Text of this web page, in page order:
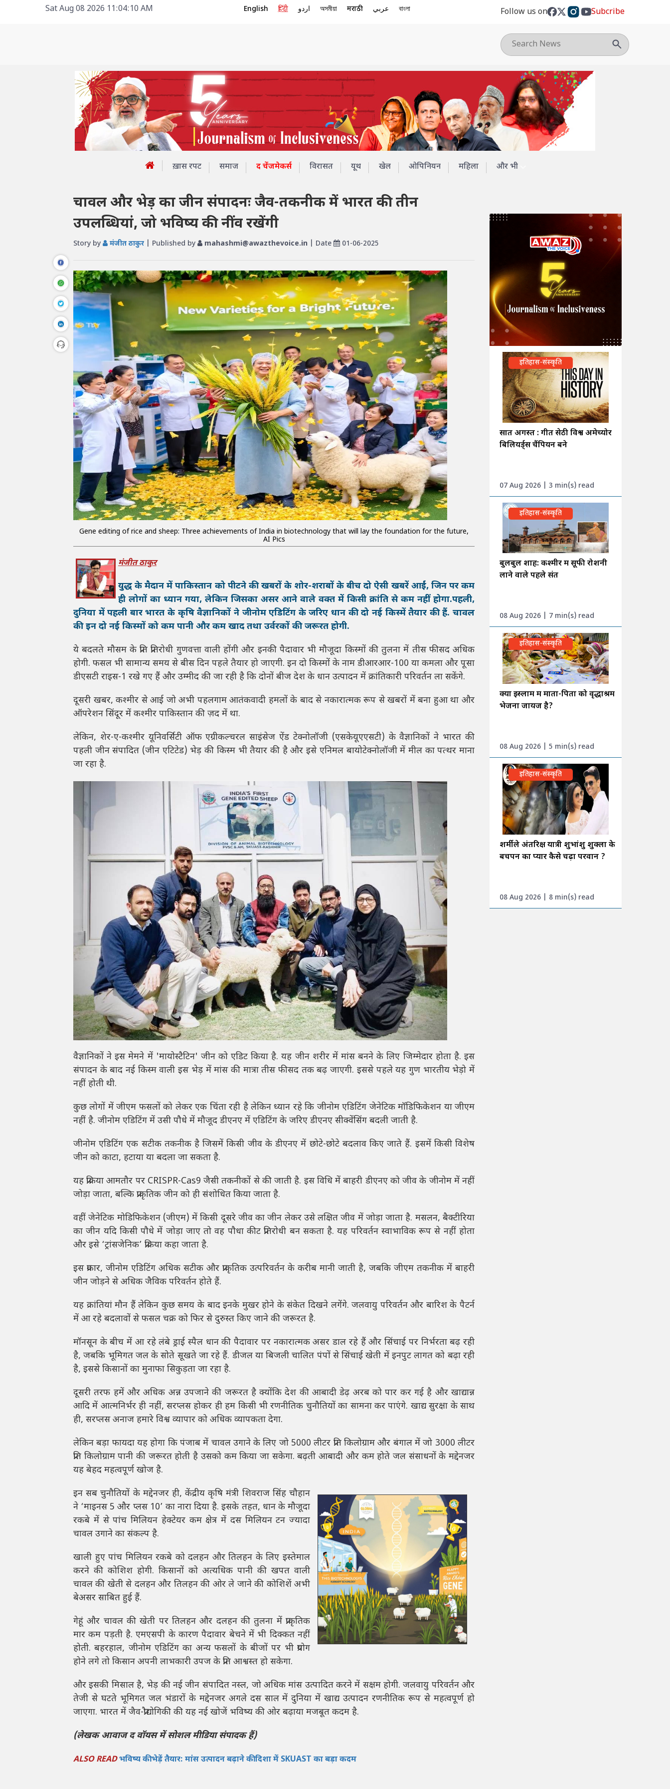
Sat Aug 08 2026 11:04:10 AM English हिंदी اردو অসমীয়া मराठी عربي বাংলা Follow us on Subcribe
ख़ास रपट समाज द चेंजमेकर्स विरासत यूथ खेल ओपिनियन महिला और भी
चावल और भेड़ का जीन संपादनः जैव-तकनीक में भारत की तीन
उपलब्धियां, जो भविष्य की नींव रखेंगी
Story by मंजीत ठाकुर | Published by mahashmi@awazthevoice.in | Date 01-06-2025
Gene editing of rice and sheep: Three achievements of India in biotechnology that will lay the foundation for the future,
AI Pics
मंजीत ठाकुर
युद्ध के मैदान में पाकिस्तान को पीटने की खबरों के शोर-शराबों के बीच दो ऐसी खबरें आईं, जिन पर कम
ही लोगों का ध्यान गया, लेकिन जिसका असर आने वाले वक्त में किसी क्रांति से कम नहीं होगा.पहली,
दुनिया में पहली बार भारत के कृषि वैज्ञानिकों ने जीनोम एडिटिंग के जरिए धान की दो नई किस्में तैयार की हैं. चावल
की इन दो नई किस्मों को कम पानी और कम खाद तथा उर्वरकों की जरूरत होगी.
ये बदलते मौसम के प्रति प्रतिरोधी गुणवत्ता वाली होंगी और इनकी पैदावार भी मौजूदा किस्मों की तुलना में तीस फीसद अधिक
होगी. फसल भी सामान्य समय से बीस दिन पहले तैयार हो जाएगी. इन दो किस्मों के नाम डीआरआर-100 या कमला और पूसा
डीएसटी राइस-1 रखे गए हैं और उम्मीद की जा रही है कि दोनों बीज देश के धान उत्पादन में क्रांतिकारी परिवर्तन ला सकेंगे.
दूसरी खबर, कश्मीर से आई जो अभी पहलगाम आतंकवादी हमलों के बाद से नकारात्मक रूप से खबरों में बना हुआ था और
ऑपरेशन सिंदूर में कश्मीर पाकिस्तान की ज़द में था.
लेकिन, शेर-ए-कश्मीर यूनिवर्सिटी ऑफ एग्रीकल्चरल साइंसेज ऐंड टेक्नोलॉजी (एसकेयूएएसटी) के वैज्ञानिकों ने भारत की
पहली जीन संपादित (जीन एटिटेड) भेड़ की किस्म भी तैयार की है और इसे एनिमल बायोटेक्नोलॉजी में मील का पत्थर माना
जा रहा है.
वैज्ञानिकों ने इस मेमने में 'मायोस्टैटिन' जीन को एडिट किया है. यह जीन शरीर में मांस बनने के लिए जिम्मेदार होता है. इस
संपादन के बाद नई किस्म वाली इस भेड़ में मांस की मात्रा तीस फीसद तक बढ़ जाएगी. इससे पहले यह गुण भारतीय भेड़ो में
नहीं होती थी.
कुछ लोगों में जीएम फसलों को लेकर एक चिंता रही है लेकिन ध्यान रहे कि जीनोम एडिटिंग जेनेटिक मॉडिफिकेशन या जीएम
नहीं है. जीनोम एडिटिंग में उसी पौधे में मौजूद डीएनए में एडिटिंग के जरिए डीएनए सीक्वेंसिंग बदली जाती है.
जीनोम एडिटिंग एक सटीक तकनीक है जिसमें किसी जीव के डीएनए में छोटे-छोटे बदलाव किए जाते हैं. इसमें किसी विशेष
जीन को काटा, हटाया या बदला जा सकता है.
यह प्रक्रिया आमतौर पर CRISPR-Cas9 जैसी तकनीकों से की जाती है. इस विधि में बाहरी डीएनए को जीव के जीनोम में नहीं
जोड़ा जाता, बल्कि प्राकृतिक जीन को ही संशोधित किया जाता है.
वहीं जेनेटिक मोडिफिकेशन (जीएम) में किसी दूसरे जीव का जीन लेकर उसे लक्षित जीव में जोड़ा जाता है. मसलन, बैक्टीरिया
का जीन यदि किसी पौधे में जोड़ा जाए तो वह पौधा कीट प्रतिरोधी बन सकता है. यह परिवर्तन स्वाभाविक रूप से नहीं होता
और इसे ‘ट्रांसजेनिक’ प्रक्रिया कहा जाता है.
इस प्रकार, जीनोम एडिटिंग अधिक सटीक और प्राकृतिक उत्परिवर्तन के करीब मानी जाती है, जबकि जीएम तकनीक में बाहरी
जीन जोड़ने से अधिक जैविक परिवर्तन होते हैं.
यह क्रांतियां मौन हैं लेकिन कुछ समय के बाद इनके मुखर होने के संकेत दिखने लगेंगे. जलवायु परिवर्तन और बारिश के पैटर्न
में आ रहे बदलावों से फसल चक्र को फिर से दुरुस्त किए जाने की जरूरत है.
मॉनसून के बीच में आ रहे लंबे ड्राई स्पैल धान की पैदावार पर नकारात्मक असर डाल रहे हैं और सिंचाई पर निर्भरता बढ़ रही
है, जबकि भूमिगत जल के सोते सूखते जा रहे हैं. डीजल या बिजली चालित पंपों से सिंचाई खेती में इनपुट लागत को बढ़ा रही
है, इससे किसानों का मुनाफा सिकुड़ता जा रहा है.
दूसरी तरफ हमें और अधिक अन्न उपजाने की जरूरत है क्योंकि देश की आबादी डेढ़ अरब को पार कर गई है और खाद्यान्न
आदि में आत्मनिर्भर ही नहीं, सरप्लस होकर ही हम किसी भी रणनीतिक चुनौतियों का सामना कर पाएंगे. खाद्य सुरक्षा के साथ
ही, सरप्लस अनाज हमारे विश्व व्यापार को अधिक व्यापकता देगा.
लेकिन बड़ा फायदा यह होगा कि पंजाब में चावल उगाने के लिए जो 5000 लीटर प्रति किलोग्राम और बंगाल में जो 3000 लीटर
प्रति किलोग्राम पानी की जरूरत होती है उसको कम किया जा सकेगा. बढ़ती आबादी और कम होते जल संसाधनों के मद्देनजर
यह बेहद महत्वपूर्ण खोज है.
इन सब चुनौतियों के मद्देनजर ही, केंद्रीय कृषि मंत्री शिवराज सिंह चौहान
ने ‘माइनस 5 और प्लस 10’ का नारा दिया है. इसके तहत, धान के मौजूदा
रकबे में से पांच मिलियन हेक्टेयर कम क्षेत्र में दस मिलियन टन ज्यादा
चावल उगाने का संकल्प है.
खाली हुए पांच मिलियन रकबे को दलहन और तिलहन के लिए इस्तेमाल
करने की कोशिश होगी. किसानों को अत्यधिक पानी की खपत वाली
चावल की खेती से दलहन और तिलहन की ओर ले जाने की कोशिशें अभी
बेअसर साबित हुई हैं.
गेहूं और चावल की खेती पर तिलहन और दलहन की तुलना में प्राकृतिक
मार कम पड़ती है. एमएसपी के कारण पैदावार बेचने में भी दिक्कत नहीं
होती. बहरहाल, जीनोम एडिटिंग का अन्य फसलों के बीजों पर भी प्रयोग
होने लगे तो किसान अपनी लाभकारी उपज के प्रति आश्वस्त हो सकेगा.
और इसकी मिसाल है, भेड़ की नई जीन संपादित नस्ल, जो अधिक मांस उत्पादित करने में सक्षम होगी. जलवायु परिवर्तन और
तेजी से घटते भूमिगत जल भंडारों के मद्देनजर अगले दस साल में दुनिया में खाद्य उत्पादन रणनीतिक रूप से महत्वपूर्ण हो
जाएगा. भारत में जैव-प्रौद्योगिकी की यह नई खोजें भविष्य की ओर बढ़ाया मजबूत कदम है.
(लेखक आवाज द वाॅयस में सोशल मीडिया संपादक हैं)
ALSO READभविष्य की भेड़ें तैयार: मांस उत्पादन बढ़ाने की दिशा में SKUAST का बड़ा कदम
इतिहास-संस्कृति
सात अगस्त : गीत सेठी विश्व अमेच्योर
बिलियर्ड्स चैंपियन बने
07 Aug 2026 | 3 min(s) read
इतिहास-संस्कृति
बुलबुल शाह: कश्मीर में सूफी रोशनी
लाने वाले पहले संत
08 Aug 2026 | 7 min(s) read
इतिहास-संस्कृति
क्या इस्लाम में माता-पिता को वृद्धाश्रम
भेजना जायज है?
08 Aug 2026 | 5 min(s) read
इतिहास-संस्कृति
शर्मीले अंतरिक्ष यात्री शुभांशु शुक्ला के
बचपन का प्यार कैसे चढ़ा परवान ?
08 Aug 2026 | 8 min(s) read